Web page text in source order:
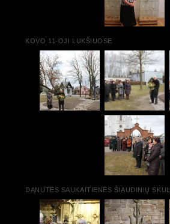
KOVO 11-OJI LUKŠIUOSE
DANUTĖS SAUKAITIENĖS ŠIAUDINIŲ